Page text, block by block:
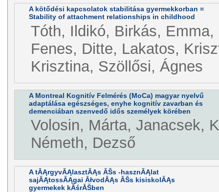
A kötődési kapcsolatok stabilitása gyermekkorban =
Stability of attachment relationships in childhood
Tóth, Ildikó, Birkás,
Fenes, Ditte, Lakatos,
Krisztina, Szöllősi, Ágnes
A Montreal Kognitív Felmérés (MoCa) magyar nyelvű
adaptálása egészséges, enyhe kognitív zavarban és
demenciában szenvedő idős személyek körében
Volosin, Márta, Janacsek,
Németh, Dezső
A tĂĄrgyvĂĄlasztĂĄs ĂŠs -hasznĂĄlat
sajĂĄtossĂĄgai ĂłvodĂĄs ĂŠs kisiskolĂĄs
gyermekek kĂśrĂŠben